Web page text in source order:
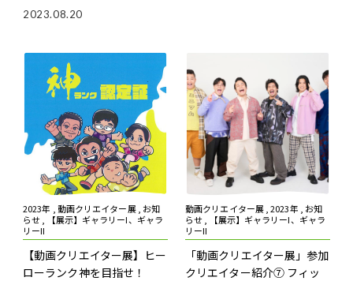
2023.08.20
2023年 , 動画クリエイター展 , お知
らせ , 【展示】ギャラリーI、ギャラ
リーII
【動画クリエイター展】ヒー
ローランク神を目指せ！
動画クリエイター展 , 2023年 , お知
らせ , 【展示】ギャラリーI、ギャラ
リーII
「動画クリエイター展」参加
クリエイター紹介⑦ フィッ